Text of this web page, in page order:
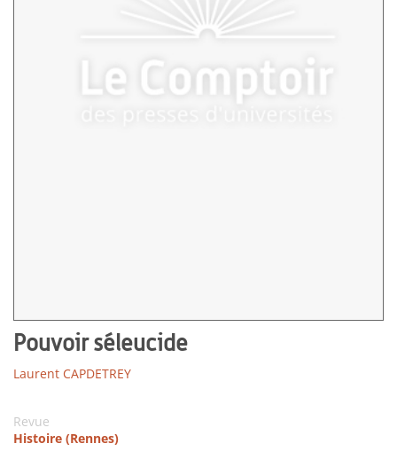
Pouvoir séleucide
Laurent CAPDETREY
Revue
Histoire (Rennes)